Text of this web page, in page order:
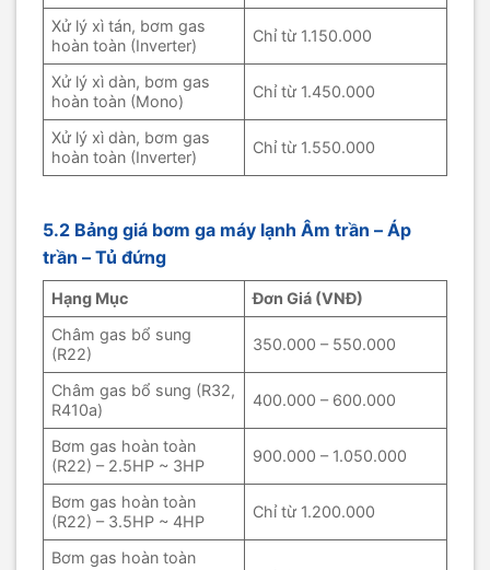
Xử lý xì tán, bơm gas
hoàn toàn (Inverter)
Chỉ từ 1.150.000
Xử lý xì dàn, bơm gas
hoàn toàn (Mono)
Chỉ từ 1.450.000
Xử lý xì dàn, bơm gas
hoàn toàn (Inverter)
Chỉ từ 1.550.000
5.2 Bảng giá bơm ga máy lạnh Âm trần – Áp
trần – Tủ đứng
Hạng Mục
Đơn Giá (VNĐ)
Châm gas bổ sung
(R22)
350.000 – 550.000
Châm gas bổ sung (R32,
R410a)
400.000 – 600.000
Bơm gas hoàn toàn
(R22) – 2.5HP ~ 3HP
900.000 – 1.050.000
Bơm gas hoàn toàn
(R22) – 3.5HP ~ 4HP
Chỉ từ 1.200.000
Bơm gas hoàn toàn